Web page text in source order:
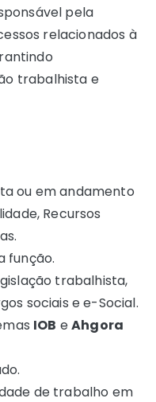
pela
relacionados à
trabalhista e
ou em andamento
Recursos
função.
trabalhista,
sociais e e-Social.
IOB eAhgora
de trabalho em